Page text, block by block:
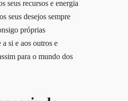
seus recursos e energia
seus desejos sempre
próprias
a si e aos outros e
para o mundo dos